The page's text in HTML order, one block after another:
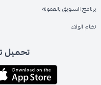
برنامج التسويق بالعمولة
نظام الولاء
تحميل